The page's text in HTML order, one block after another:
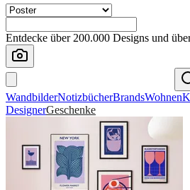
Entdecke über 200.000 Designs und
WandbilderNotizbücherBrandsWohnen
DesignerGeschenke